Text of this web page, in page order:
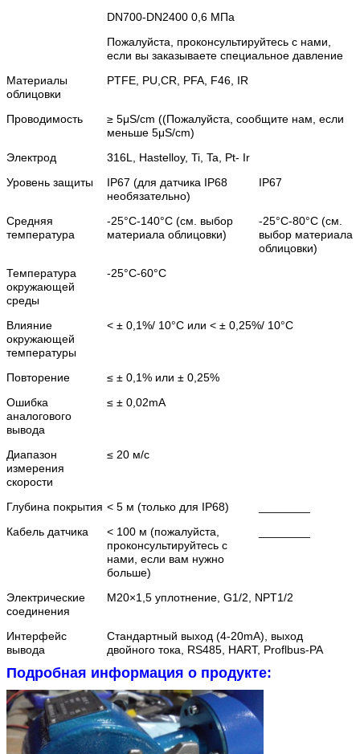
DN700-DN2400 0,6 МПа
Пожалуйста, проконсультируйтесь с нами,
если вы заказываете специальное давление
Материалы
облицовки
PTFE, PU,CR, PFA, F46, IR
Проводимость
≥ 5μS/cm ((Пожалуйста, сообщите нам, если
меньше 5μS/cm)
Электрод
316L, Hastelloy, Ti, Ta, Pt- Ir
Уровень защиты
IP67 (для датчика IP68
необязательно)
IP67
Средняя
температура
-25°C-140°C (см. выбор
материала облицовки)
-25°C-80°C (см.
выбор материала
облицовки)
Температура
окружающей
среды
-25°C-60°C
Влияние
окружающей
температуры
< ± 0,1%/ 10°C или < ± 0,25%/ 10°C
Повторение
≤ ± 0,1% или ± 0,25%
Ошибка
аналогового
вывода
≤ ± 0,02mA
Диапазон
измерения
скорости
≤ 20 м/с
Глубина покрытия < 5 м (только для IP68)
Кабель датчика
< 100 м (пожалуйста,
проконсультируйтесь с
нами, если вам нужно
больше)
Электрические
соединения
М20×1,5 уплотнение, G1/2, NPT1/2
Интерфейс
вывода
Стандартный выход (4-20mA), выход
двойного тока, RS485, HART, Proflbus-PA
Подробная информация о продукте: